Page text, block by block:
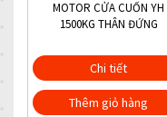
MOTOR CỬA CUỐN YH
1500KG THÂN ĐỨNG
Chi tiết
Thêm giỏ hàng